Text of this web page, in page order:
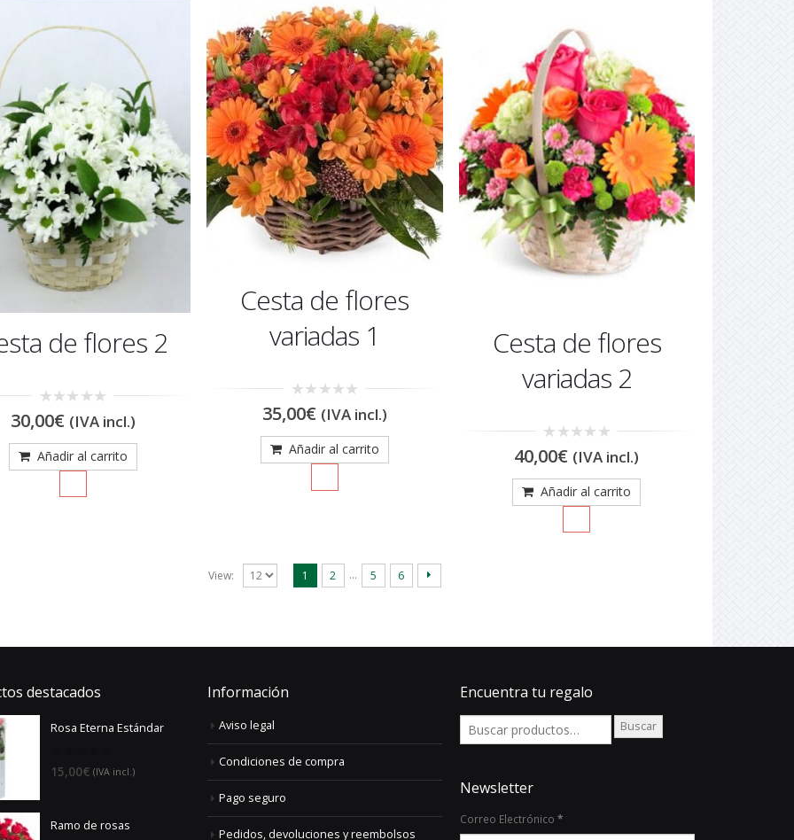
de flores 2
0
out
30,00€ (IVA incl.)
Añadir al carrito
Cesta de flores
variadas 1
0
out
35,00€ (IVA incl.)
Añadir al carrito
Cesta de flores
variadas 2
0
out
5
40,00€ (IVA incl.)
Añadir al carrito
View: 1 2 … 5 6
destacados
Rosa Eterna Estándar
0
out
15,00€ (IVA incl.)
Ramo de rosas
Información
Aviso legal
Condiciones de compra
Pago seguro
Pedidos, devoluciones y reembolsos
Encuentra tu regalo
Buscar
Newsletter
Correo Electrónico *